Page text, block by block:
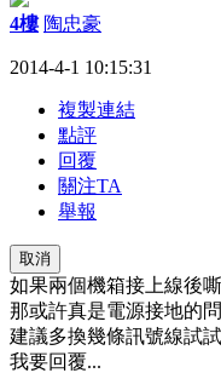
4樓 陶忠豪
2014-4-1 10:15:31
複製連結
點評
回覆
關注TA
舉報
取消
如果兩個機箱接上線後
那或許真是電源接地的
建議多換幾條訊號線試試
我要回覆...